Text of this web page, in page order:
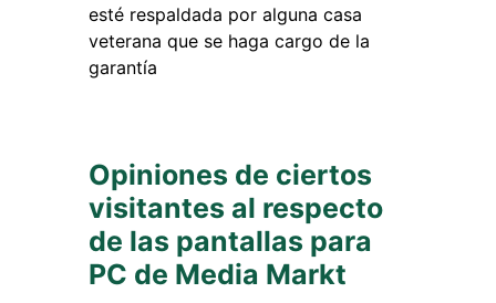
esté respaldada por alguna casa
veterana que se haga cargo de la
garantía
Opiniones de ciertos
visitantes al respecto
de las pantallas para
PC de Media Markt